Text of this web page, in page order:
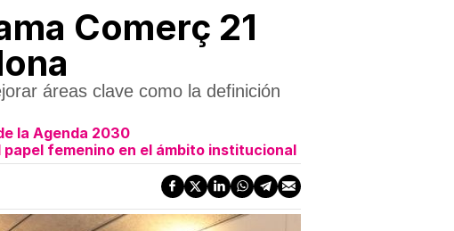
Comerç 21
áreas clave como la definición
la Agenda 2030
femenino en el ámbito institucional